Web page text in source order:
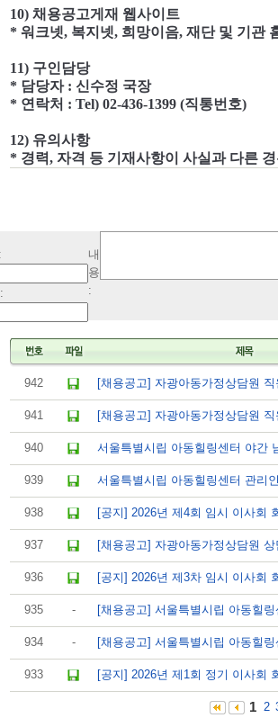
10) 채용공고게재 웹사이트
* 워크넷, 복지넷, 희망이음, 재단 및 기관
11) 구인담당
* 담당자 : 신수정 국장
* 연락처 : Tel) 02-436-1399 (직통번호)
12) 유의사항
* 경력, 자격 등 기재사항이 사실과 다른
내
용
:
942 [채용공고] 자광아동가정상담원
941 [채용공고] 자광아동가정상담원
940 서울특별시립 아동힐링센터 야간
939 서울특별시립 아동힐링센터 관리
938 [공지] 2026년 제4회 임시 이사회
937 [채용공고] 자광아동가정상담원
936 [공지] 2026년 제3차 임시 이사회
935 - [채용공고] 서울특별시립 아동힐
934 - [채용공고] 서울특별시립 아동힐
933 [공지] 2026년 제1회 정기 이사회
1 2